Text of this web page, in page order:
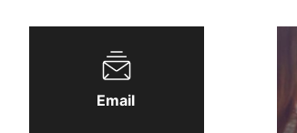
Email